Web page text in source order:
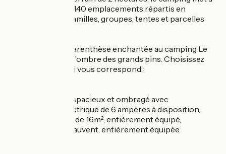
votre disposition 140 emplacements répartis en
plusieurs zones: familles, groupes, tentes et parcelles
Offrez vous une parenthèse enchantée au camping Le
Bel Essor, niché à l’ombre des grands pins. Choisissez
l’hébergement qui vous correspond:
en emplacement spacieux et ombragé avec
branchement électrique de 6 ampères à disposition,
en bungalow toilé de 16m², entièrement équipé,
en caravane avec auvent, entièrement équipée.